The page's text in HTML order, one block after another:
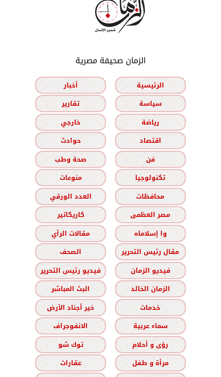
الزمان صحيفة مصرية
الرئيسية
أخبار
سياسة
تقارير
رياضة
خارجي
اقتصاد
حوادث
فن
صحة وطب
تكنولوجيا
منوعات
محافظات
العدد الورقي
مصر العظمى
كاريكاتير
وا إسلاماه
مقالات الرأي
مقال رئيس التحرير
الصحف
فيديو الزمان
فيديو رئيس التحرير
الزمان الخالد
البث المباشر
خدمات
خير أجناد الأرض
سماء عربية
الانفوجراف
رؤى و أحلام
توك شو
مرأة و طفل
عقارات